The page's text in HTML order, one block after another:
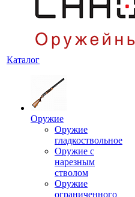
Каталог
Оружие
Оружие
гладкоствольное
Оружие с
нарезным
стволом
Оружие
ограниченного